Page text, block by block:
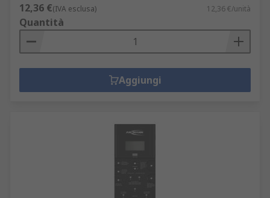
12,36 €(IVA esclusa) 12,36 €/unità
Quantità
Aggiungi